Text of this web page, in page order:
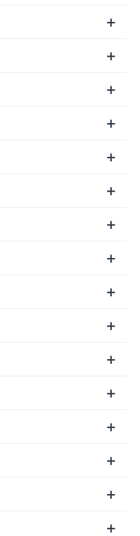
+
+
+
+
+
+
+
+
+
+
+
+
+
+
+
+